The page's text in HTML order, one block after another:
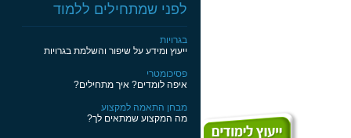
לפני שמתחילים ללמוד
בגרויות
ייעוץ ומידע על שיפור והשלמת בגרויות
פסיכומטרי
איפה לומדים? איך מתחילים?
מבחן התאמה למקצוע
מה המקצוע שמתאים לך?